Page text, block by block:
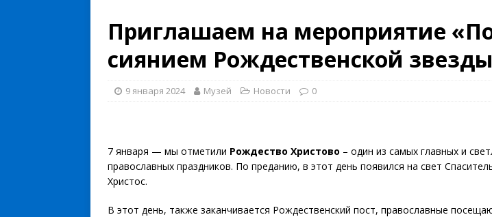
Приглашаем на мероприятие
сиянием Рождественской
9 января 2024 Музей Новости 0
7 января — мы отметили Рождество Христово – один из самых главных и
православных праздников. По преданию, в этот день появился на свет
Христос.
В этот день, также заканчивается Рождественский пост, православные